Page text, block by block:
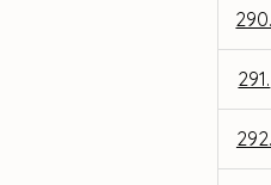
290.
291.
292.